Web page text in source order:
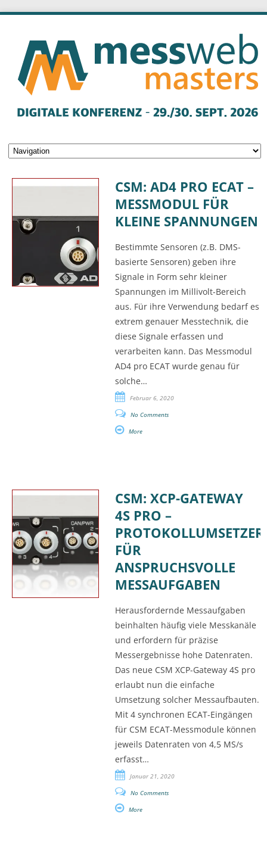
CSM: AD4 PRO ECAT –
MESSMODUL FÜR
KLEINE SPANNUNGEN
Bestimmte Sensoren (z.B. DMS-
basierte Sensoren) geben ihre
Signale in Form sehr kleiner
Spannungen im Millivolt-Bereich
aus. Für ihre Verwendung bedarf es
extrem genauer Messtechnik, die
diese Signale erfassen und
verarbeiten kann. Das Messmodul
AD4 pro ECAT wurde genau für
solche…
Februar 6, 2020
No Comments
More
CSM: XCP-GATEWAY
4S PRO –
PROTOKOLLUMSETZER
FÜR
ANSPRUCHSVOLLE
MESSAUFGABEN
Herausfordernde Messaufgaben
beinhalten häufig viele Messkanäle
und erfordern für präzise
Messergebnisse hohe Datenraten.
Das neue CSM XCP-Gateway 4S pro
erlaubt nun die einfache
Umsetzung solcher Messaufbauten.
Mit 4 synchronen ECAT-Eingängen
für CSM ECAT-Messmodule können
jeweils Datenraten von 4,5 MS/s
erfasst…
Januar 21, 2020
No Comments
More